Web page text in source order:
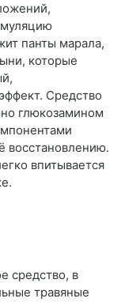
панты марала,
которые
Средство
глюкозамином
восстановлению.
впитывается
средство, в
травяные